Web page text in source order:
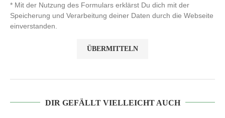
* Mit der Nutzung des Formulars erklärst Du dich mit der
Speicherung und Verarbeitung deiner Daten durch die Webseite
einverstanden.
DIR GEFÄLLT VIELLEICHT AUCH